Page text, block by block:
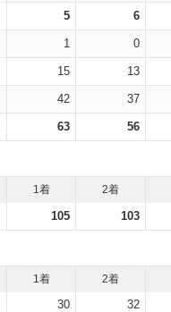
5 6
1 0
15 13
42 37
63 56
1着 2着
105 103
1着 2着
30 32